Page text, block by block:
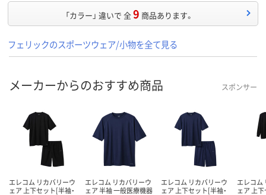
「カラー」 違いで 全9 商品あります。
フェリックのスポーツウェア/小物を全て見る
メーカーからのおすすめ商品 スポンサー
エレコム リカバリーウ
ェア 上下セット[半袖・
エレコム リカバリーウ
ェア 半袖 一般医療機器
エレコム リカバリーウ
ェア 上下セット[半袖・
エレコム
ェア 上